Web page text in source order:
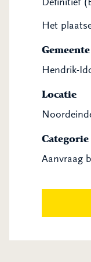
Het
Gemeente
Hendrik-
Locatie
Categorie
Aanvraag